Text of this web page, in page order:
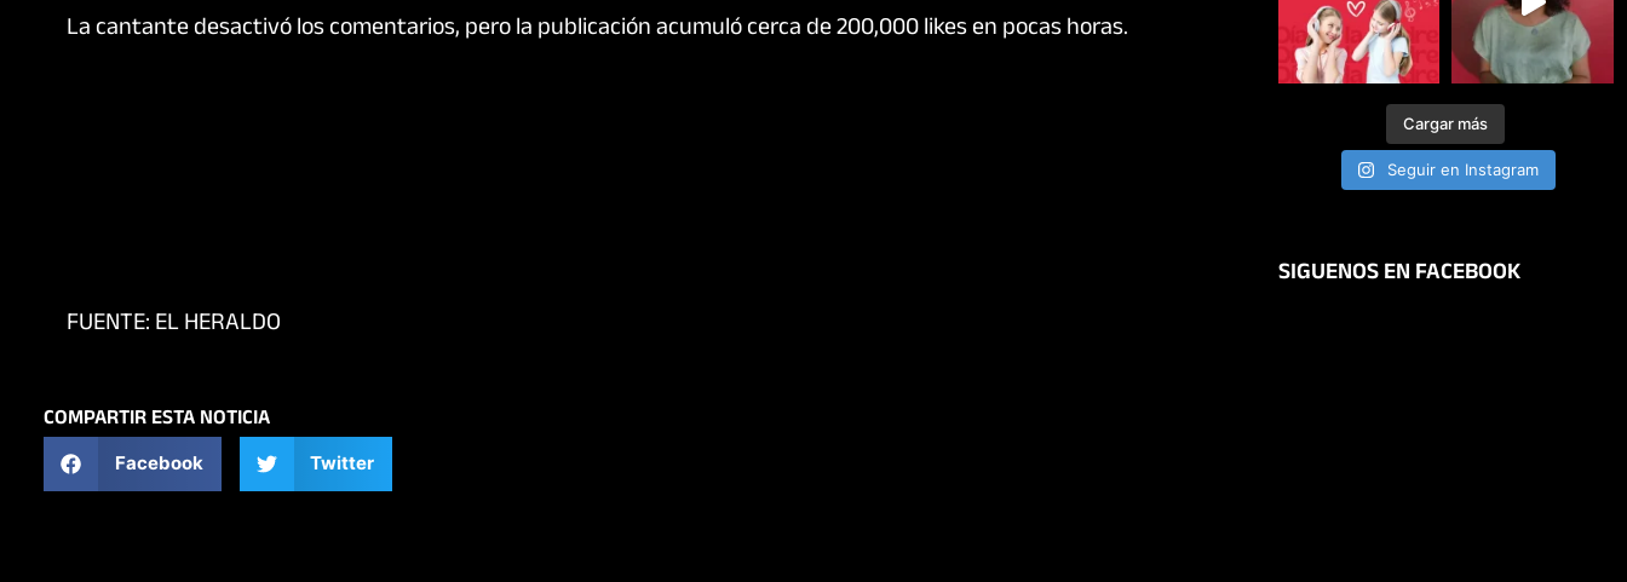
La cantante desactivó los comentarios, pero la publicación acumuló cerca de 200,000 likes en pocas horas.
FUENTE: EL HERALDO
COMPARTIR ESTA NOTICIA
Facebook Twitter
Cargar más
Seguir en Instagram
SIGUENOS EN FACEBOOK